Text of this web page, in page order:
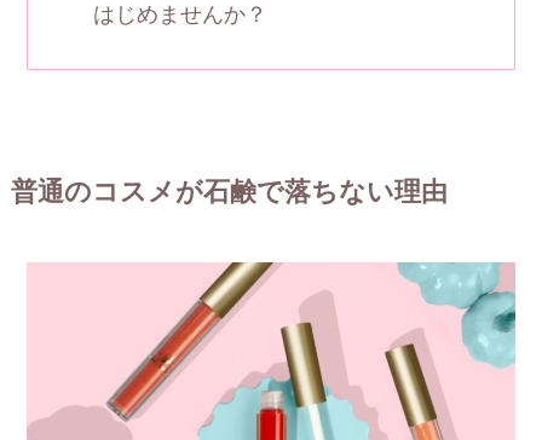
はじめませんか？
普通のコスメが石鹸で落ちない理由